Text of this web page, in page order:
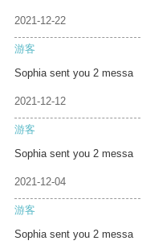
2021-12-22
游客
Sophia sent you 2 messa
2021-12-12
游客
Sophia sent you 2 messa
2021-12-04
游客
Sophia sent you 2 messa